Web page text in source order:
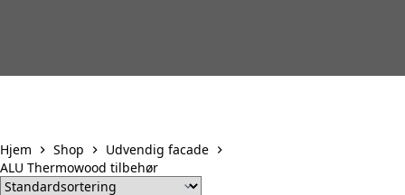
Hjem Shop
Udvendig facade
ALU Thermowood tilbehør